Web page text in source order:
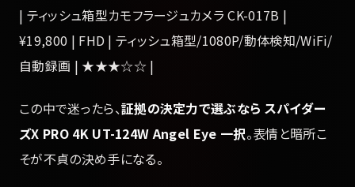
| ティッシュ箱型カモフラージュカメラ CK-017B |
¥19,800 | FHD | ティッシュ箱型/1080P/動体検知/WiFi/
自動録画 | ★★★☆☆ |
この中で迷ったら、証拠の決定力で選ぶなら スパイダー
ズX PRO 4K UT-124W Angel Eye 一択。表情と暗所こ
そが不貞の決め手になる。